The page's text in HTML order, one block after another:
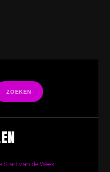
ZOEKEN
Start van de Week